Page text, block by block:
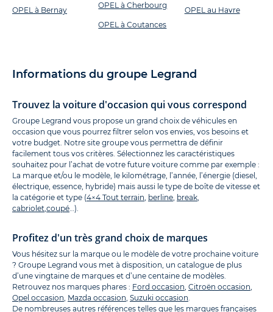
OPEL à Bernay
OPEL à Cherbourg
OPEL à Coutances
OPEL au Havre
Informations du groupe Legrand
Trouvez la voiture d'occasion qui vous correspond
Groupe Legrand vous propose un grand choix de véhicules en
occasion que vous pourrez filtrer selon vos envies, vos besoins et
votre budget. Notre site groupe vous permettra de définir
facilement tous vos critères. Sélectionnez les caractéristiques
souhaitez pour l’achat de votre future voiture comme par exemple :
La marque et/ou le modèle, le kilométrage, l’année, l’énergie (diesel,
électrique, essence, hybride) mais aussi le type de boîte de vitesse et
la catégorie et type (4×4 Tout terrain, berline, break,
cabriolet,coupé…).
Profitez d'un très grand choix de marques
Vous hésitez sur la marque ou le modèle de votre prochaine voiture
? Groupe Legrand vous met à disposition, un catalogue de plus
d’une vingtaine de marques et d’une centaine de modèles.
Retrouvez nos marques phares : Ford occasion, Citroën occasion,
Opel occasion, Mazda occasion, Suzuki occasion.
De nombreuses autres références telles que les marques françaises